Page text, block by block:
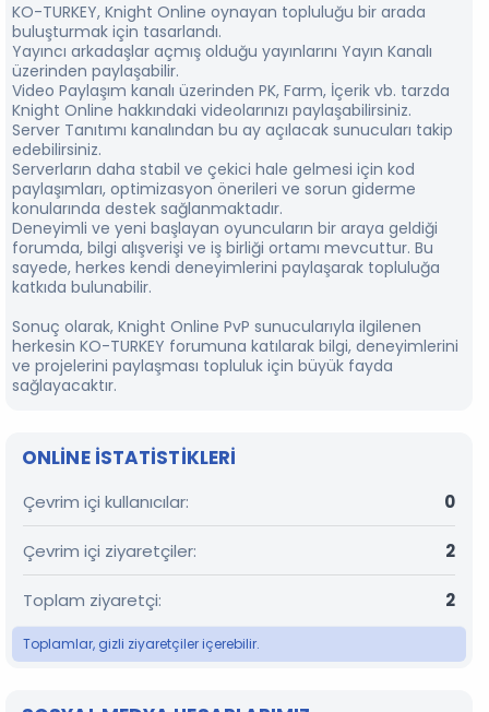
KO-TURKEY, Knight Online oynayan topluluğu bir arada
buluşturmak için tasarlandı.
Yayıncı arkadaşlar açmış olduğu yayınlarını Yayın Kanalı
üzerinden paylaşabilir.
⁠Video Paylaşım kanalı üzerinden PK, Farm, İçerik vb. tarzda
Knight Online hakkındaki videolarınızı paylaşabilirsiniz.
Server Tanıtımı kanalından bu ay açılacak sunucuları takip
edebilirsiniz.
Serverların daha stabil ve çekici hale gelmesi için kod
paylaşımları, optimizasyon önerileri ve sorun giderme
konularında destek sağlanmaktadır.
Deneyimli ve yeni başlayan oyuncuların bir araya geldiği
forumda, bilgi alışverişi ve iş birliği ortamı mevcuttur. Bu
sayede, herkes kendi deneyimlerini paylaşarak topluluğa
katkıda bulunabilir.
Sonuç olarak, Knight Online PvP sunucularıyla ilgilenen
herkesin KO-TURKEY forumuna katılarak bilgi, deneyimlerini
ve projelerini paylaşması topluluk için büyük fayda
sağlayacaktır.
ONLINE ISTATISTIKLERI
Çevrim içi kullanıcılar 0
Çevrim içi ziyaretçiler 2
Toplam ziyaretçi 2
Toplamlar, gizli ziyaretçiler içerebilir.